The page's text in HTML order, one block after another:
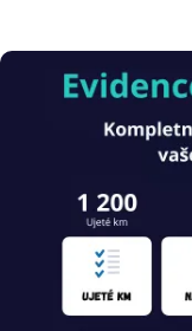
Obrázek